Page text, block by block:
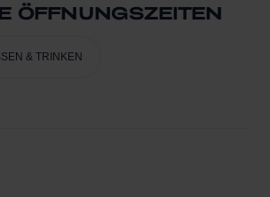
ÖFFNUNGSZEITEN
& TRINKEN